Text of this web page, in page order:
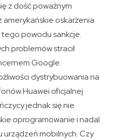
z dość poważnym
amerykańskie oskarżenia
powodu sankcje.
problemów stracił
Google.
dystrybuowania na
Huawei oficjalnej
jednak się nie
oprogramowanie i nadal
urządzeń mobilnych. Czy